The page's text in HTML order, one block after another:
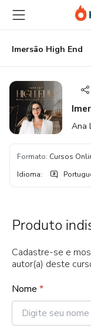
para
conteúdo
principal
para
pagamento
para
rodapé
Imersão High End
Ana
Formato: Cursos
Idioma:
Produto
Cadastre-se e
autor(a) deste
Nome *